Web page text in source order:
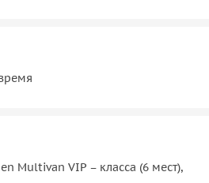
Multivan VIP – класса (6 мест),